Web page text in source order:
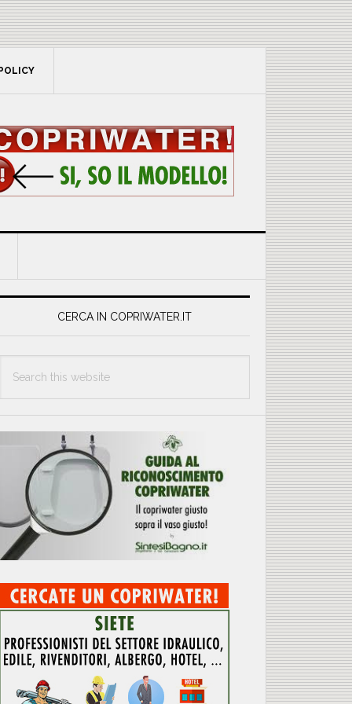
CERCA IN COPRIWATER.IT